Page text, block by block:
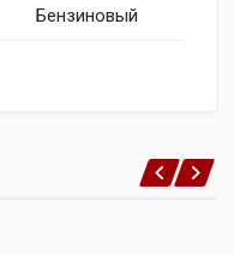
Бензиновый